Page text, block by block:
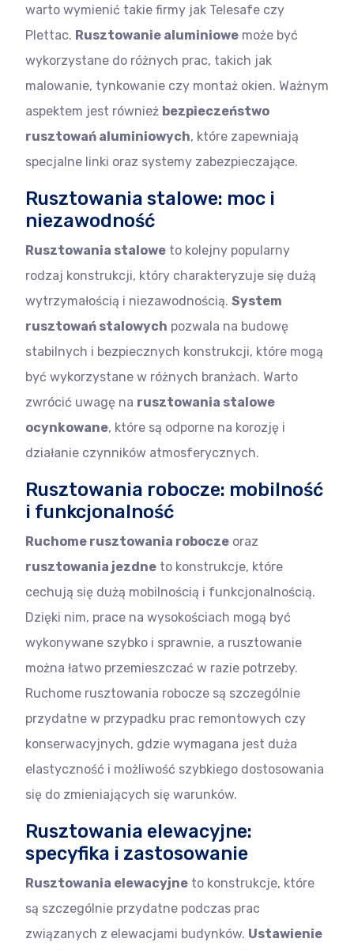
warto wymienić takie firmy jak Telesafe czy
Plettac. Rusztowanie aluminiowe może być
wykorzystane do różnych prac, takich jak
malowanie, tynkowanie czy montaż okien. Ważnym
aspektem jest również bezpieczeństwo
rusztowań aluminiowych, które zapewniają
specjalne linki oraz systemy zabezpieczające.
Rusztowania stalowe: moc i
niezawodność
Rusztowania stalowe to kolejny popularny
rodzaj konstrukcji, który charakteryzuje się dużą
wytrzymałością i niezawodnością. System
rusztowań stalowych pozwala na budowę
stabilnych i bezpiecznych konstrukcji, które mogą
być wykorzystane w różnych branżach. Warto
zwrócić uwagę na rusztowania stalowe
ocynkowane, które są odporne na korozję i
działanie czynników atmosferycznych.
Rusztowania robocze: mobilność
i funkcjonalność
Ruchome rusztowania robocze oraz
rusztowania jezdne to konstrukcje, które
cechują się dużą mobilnością i funkcjonalnością.
Dzięki nim, prace na wysokościach mogą być
wykonywane szybko i sprawnie, a rusztowanie
można łatwo przemieszczać w razie potrzeby.
Ruchome rusztowania robocze są szczególnie
przydatne w przypadku prac remontowych czy
konserwacyjnych, gdzie wymagana jest duża
elastyczność i możliwość szybkiego dostosowania
się do zmieniających się warunków.
Rusztowania elewacyjne:
specyfika i zastosowanie
Rusztowania elewacyjne to konstrukcje, które
są szczególnie przydatne podczas prac
związanych z elewacjami budynków. Ustawienie